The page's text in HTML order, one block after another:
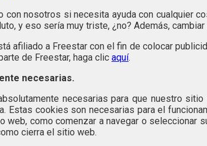
con nosotros si necesita ayuda con cualquier
y eso sería muy triste, ¿no? Además,
afiliado a Freestar con el fin de colocar
de Freestar, haga clic aquí.
necesarias.
necesarias para que nuestro
Estas cookies son necesarias para el
web, como comenzar a navegar o seleccionar
cierra el sitio web.